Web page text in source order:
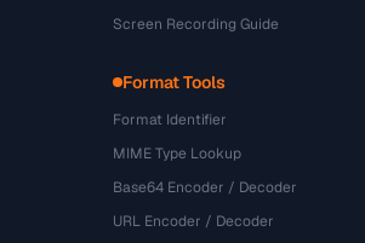
Screen Recording Guide
Format Tools
Format Identifier
MIME Type Lookup
Base64 Encoder / Decoder
URL Encoder / Decoder